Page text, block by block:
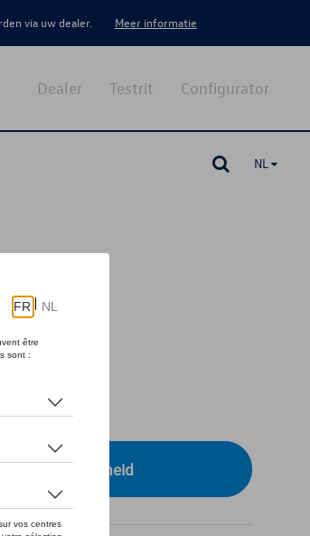
via uw dealer. Meer informatie
Configurator
Testrit
Dealer
NL
beschikbaarheid